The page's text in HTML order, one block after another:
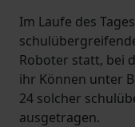
Im Laufe des
Roboter statt, bei
ihr Können unter
24 solcher
ausgetragen.